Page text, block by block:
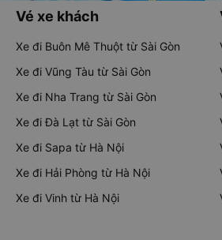
Vé xe khách
Xe đi Buôn Mê Thuột từ Sài Gòn
Xe đi Vũng Tàu từ Sài Gòn
Xe đi Nha Trang từ Sài Gòn
Xe đi Đà Lạt từ Sài Gòn
Xe đi Sapa từ Hà Nội
Xe đi Hải Phòng từ Hà Nội
Xe đi Vinh từ Hà Nội